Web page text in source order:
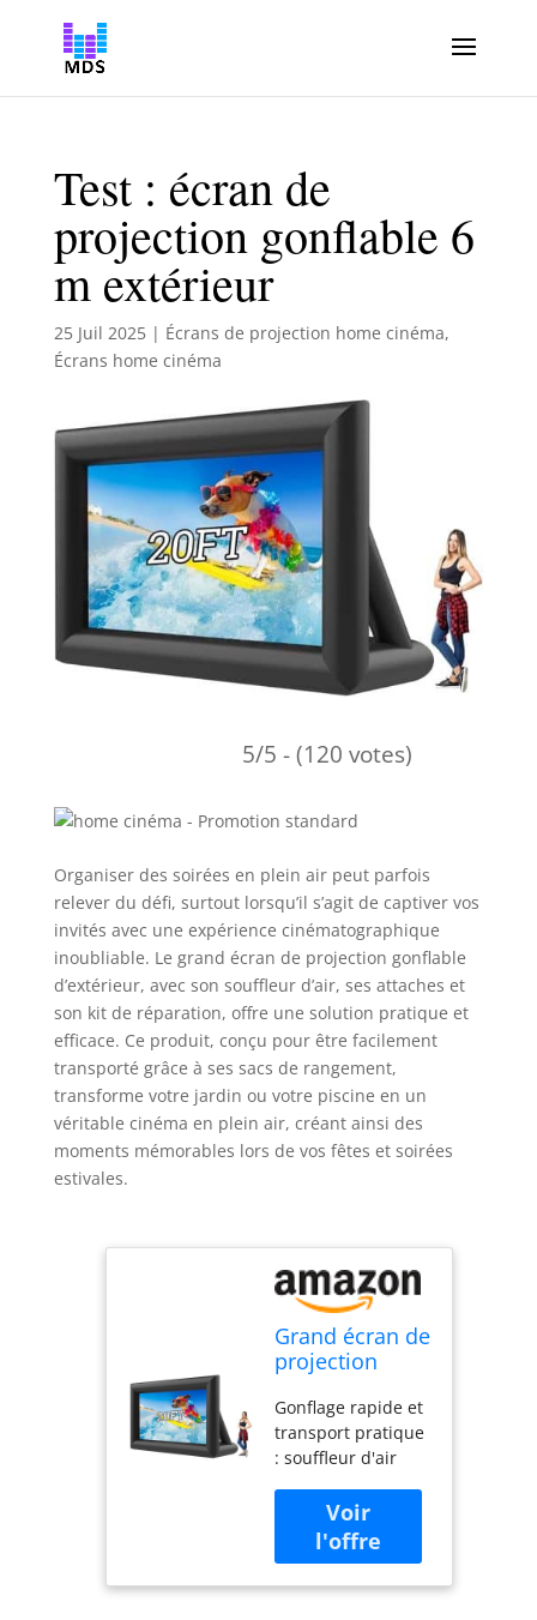
Test : écran de
projection gonflable 6
m extérieur
25 Juil 2025| Écrans de projection home cinéma,
Écrans home cinéma
5/5 - (120 votes)
Organiser des soirées en plein air peut parfois
relever du défi, surtout lorsqu’il s’agit de captiver vos
invités avec une expérience cinématographique
inoubliable. Le grand écran de projection gonflable
d’extérieur, avec son souffleur d’air, ses attaches et
son kit de réparation, offre une solution pratique et
efficace. Ce produit, conçu pour être facilement
transporté grâce à ses sacs de rangement,
transforme votre jardin ou votre piscine en un
véritable cinéma en plein air, créant ainsi des
moments mémorables lors de vos fêtes et soirées
estivales.
Grand écran de
projection
d'extérieur
avec souffleur
d'air, attaches,
kit de
réparation et
sacs de
rangement, la
piscine, les
Gonflage rapide et
transport pratique
: souffleur d'air
avec faible bruit en
environ 2 à 4
minutes. Ce méga
écran de cinéma